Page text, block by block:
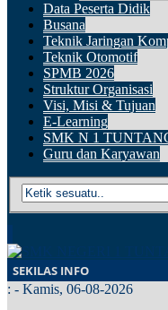
Data Peserta Didik
Busana
Teknik Jaringan
Teknik Otomotif
SPMB 2026
Struktur Organisasi
Visi, Misi & Tujuan
E-Learning
SMK N 1
Guru dan Karyawan
SEKILAS INFO
: - Kamis, 06-08-2026